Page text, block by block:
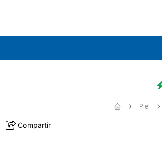
Piel
Compartir